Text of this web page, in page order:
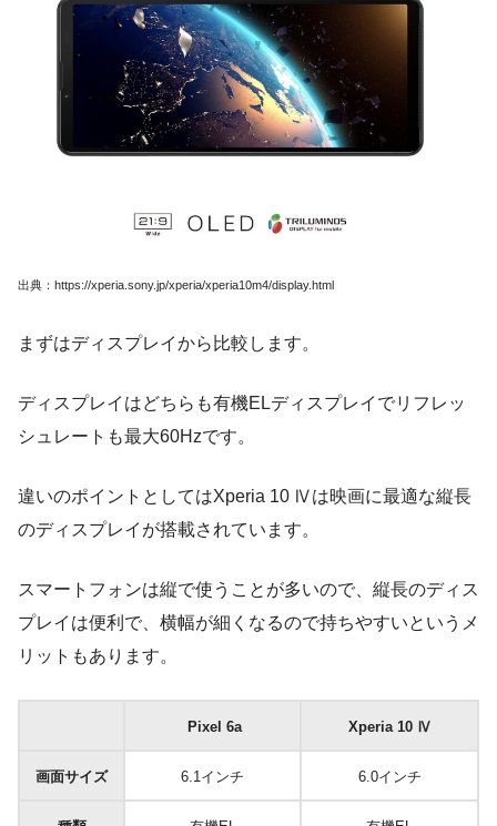
出典：https://xperia.sony.jp/xperia/xperia10m4/display.html
まずはディスプレイから比較します。
ディスプレイはどちらも有機ELディスプレイでリフレッ
シュレートも最大60Hzです。
違いのポイントとしてはXperia 10 Ⅳは映画に最適な縦長
のディスプレイが搭載されています。
スマートフォンは縦で使うことが多いので、縦長のディス
プレイは便利で、横幅が細くなるので持ちやすいというメ
リットもあります。
Pixel 6a Xperia 10 Ⅳ
画面サイズ 6.1インチ 6.0インチ